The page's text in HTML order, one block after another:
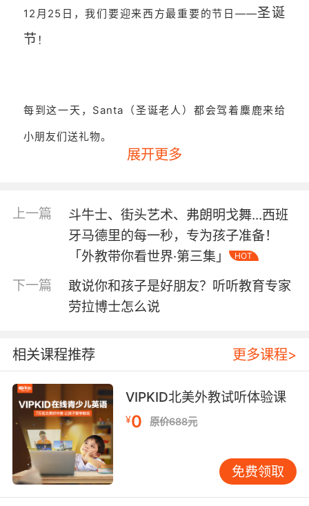
12月25日，我们要迎来西方最重要的节日——圣诞
节 ！
每到这一天，Santa（圣诞老人）都会驾着麋鹿来给
小朋友们送礼物。
今年圣诞节，来自VIPKID的圣诞老人——北美外教
们，也精心准备，给小朋友送来了一
份惊喜大礼！
展开更多
上一篇
斗牛士、街头艺术、弗朗明戈舞...西班
牙马德里的每一秒，专为孩子准备！
「外教带你看世界·第三集」
HOT
下一篇
敢说你和孩子是好朋友？听听教育专家
劳拉博士怎么说
相关课程推荐 更多课程>
VIPKID北美外教试听体验课
¥0 原价688元
免费领取